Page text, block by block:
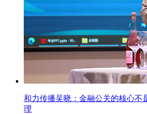
和力传播吴晓：金融公关的核心不
理